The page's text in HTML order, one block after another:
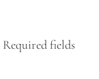
Required fields